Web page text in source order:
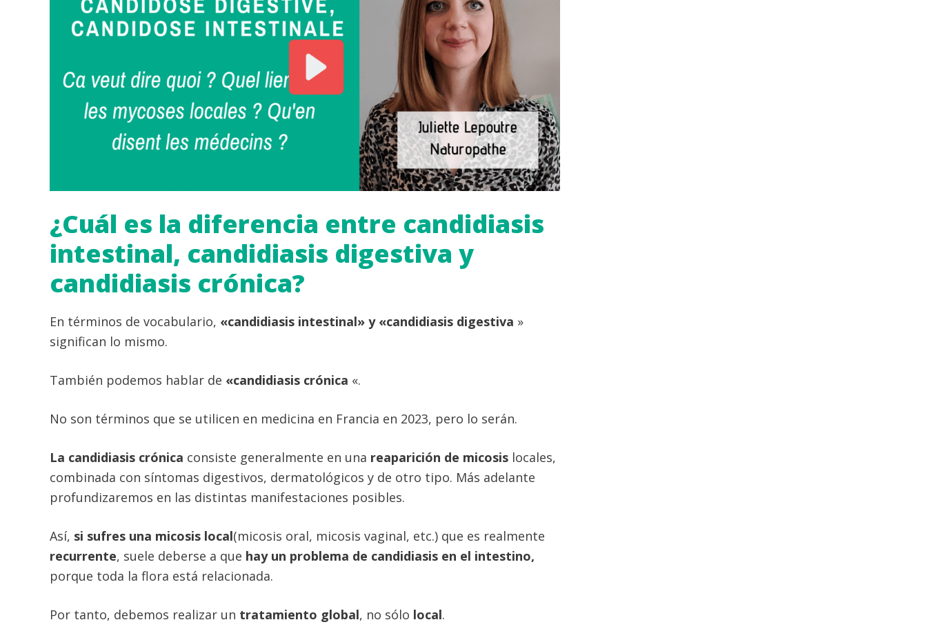
¿Cuál es la diferencia entre candidiasis
intestinal, candidiasis digestiva y
candidiasis crónica?
En términos de vocabulario, «candidiasis intestinal» y «candidiasis digestiva »
significan lo mismo.
También podemos hablar de «candidiasis crónica «.
No son términos que se utilicen en medicina en Francia en 2023, pero lo serán.
La candidiasis crónica consiste generalmente en una reaparición de micosis locales,
combinada con síntomas digestivos, dermatológicos y de otro tipo. Más adelante
profundizaremos en las distintas manifestaciones posibles.
Así, si sufres una micosis local(micosis oral, micosis vaginal, etc.) que es realmente
recurrente, suele deberse a que hay un problema de candidiasis en el intestino,
porque toda la flora está relacionada.
Por tanto, debemos realizar un tratamiento global, no sólo local.